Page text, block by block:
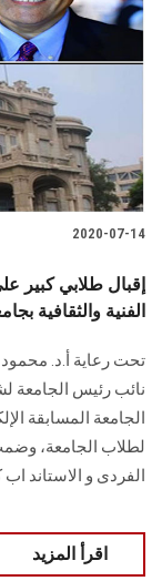
2020-07-14
إقبال طلابي كبير
الفنية والثقافية
تحت رعاية أ.د. محمود
نائب رئيس الجامعة
الجامعة المسابقة
لطلاب الجامعة،
الفردى و الاستاند
اقرأ المزيد